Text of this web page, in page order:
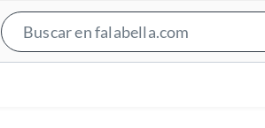
Bar